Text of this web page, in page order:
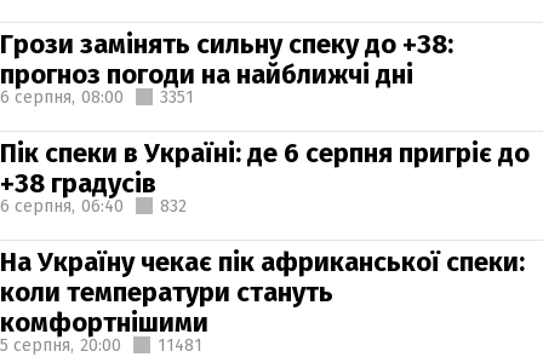
Грози замінять сильну спеку до +38:
прогноз погоди на найближчі дні
6 серпня, 08:00 3351
Пік спеки в Україні: де 6 серпня пригріє до
+38 градусів
6 серпня, 06:40 832
На Україну чекає пік африканської спеки:
коли температури стануть
комфортнішими
5 серпня, 20:00 11481